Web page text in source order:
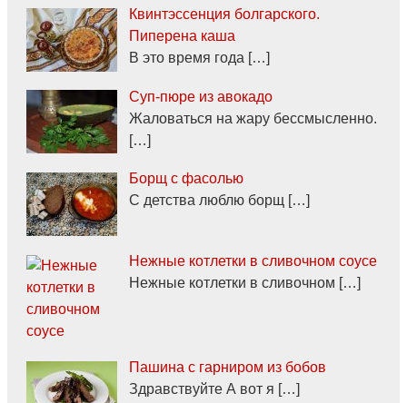
Квинтэссенция болгарского.
Пиперена каша
В это время года […]
Суп-пюре из авокадо
Жаловаться на жару бессмысленно.
[…]
Борщ с фасолью
С детства люблю борщ […]
Нежные котлетки в сливочном соусе
Нежные котлетки в сливочном […]
Пашина с гарниром из бобов
Здравствуйте А вот я […]